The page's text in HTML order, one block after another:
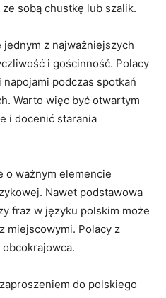
sobą chustkę ‌lub‍ szalik.
z najważniejszych
i gościnność. Polacy
podczas ‌spotkań
Warto ​więc być otwartym
i ‍docenić ⁣starania
o ważnym elemencie
Nawet ‍podstawowa
fraz​ w języku polskim może
miejscowymi. Polacy‍ z⁢
do polskiego